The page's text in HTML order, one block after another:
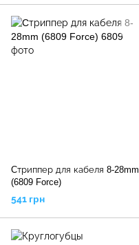
Cтриппер для кабеля 8-28mm
(6809 Force)
541 грн